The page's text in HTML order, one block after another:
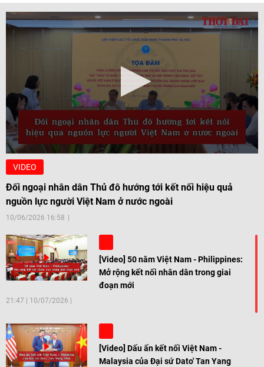
VIDEO
Đối ngoại nhân dân Thủ đô hướng tới kết nối hiệu quả
nguồn lực người Việt Nam ở nước ngoài
10/06/2026 16:58
[Video] 50 năm Việt Nam - Philippines:
Mở rộng kết nối nhân dân trong giai
đoạn mới
21:47 10/07/2026
[Video] Dấu ấn kết nối Việt Nam -
Malaysia của Đại sứ Dato' Tan Yang